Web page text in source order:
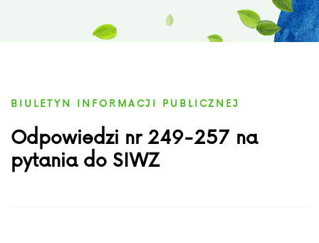
BIULETYN INFORMACJI PUBLICZNEJ
Odpowiedzi nr 249-257 na
pytania do SIWZ